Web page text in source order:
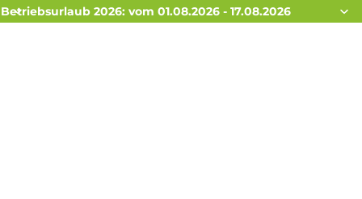
Betriebsurlaub 2026: vom 01.08.2026 - 17.08.2026